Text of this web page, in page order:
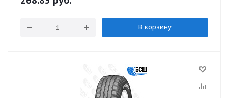
В корзину